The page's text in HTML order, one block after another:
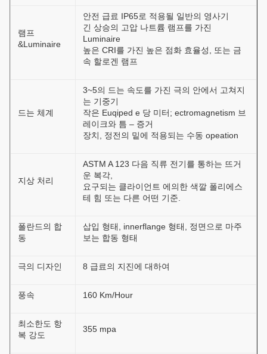
램프
&Luminaire
안전 급료 IP65로 적용될 일반의 영사기
긴 상승의 고압 나트륨 램프를 가진
Luminaire
높은 CRI를 가진 높은 점화 효율성, 또는 금
속 할로겐 램프
드는 체계
3~5의 드는 속도를 가진 극의 안에서 고쳐지
는 기중기
작은 Euqiped e 당 미터; ectromagnetism 브
레이크와 틈 – 증거
장치, 정전의 밑에 적용되는 수동 opeation
지상 처리
ASTM A 123 다음 직류 전기를 통하는 뜨거
운 복각,
요구되는 클라이언트 에의한 색깔 폴리에스
테 힘 또는 다른 어떤 기준.
폴란드의 합
동
삽입 형태, innerflange 형태, 정면으로 마주
보는 합동 형태
극의 디자인 8 급료의 지진에 대하여
풍속 160 Km/Hour
최소한도 항
복 강도
355 mpa